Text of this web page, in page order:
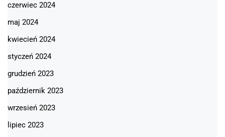
czerwiec 2024
maj 2024
kwiecień 2024
styczeń 2024
grudzień 2023
październik 2023
wrzesień 2023
lipiec 2023